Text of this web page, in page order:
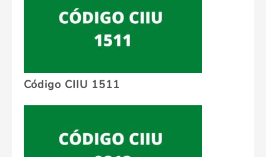
Código CIIU 1511